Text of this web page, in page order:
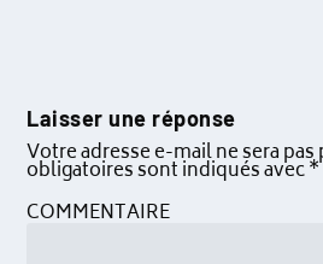
Laisser une réponse
Votre adresse e-mail ne sera
obligatoires sont indiqués avec*
COMMENTAIRE